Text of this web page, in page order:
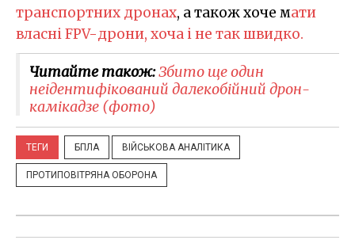
транспортних дронах, а також хоче мати
власні FPV-дрони, хоча і не так швидко.
Читайте також:Збито ще один
неідентифікований далекобійний дрон-
камікадзе (фото)
ТЕГИ БПЛА ВІЙСЬКОВА АНАЛІТИКА
ПРОТИПОВІТРЯНА ОБОРОНА